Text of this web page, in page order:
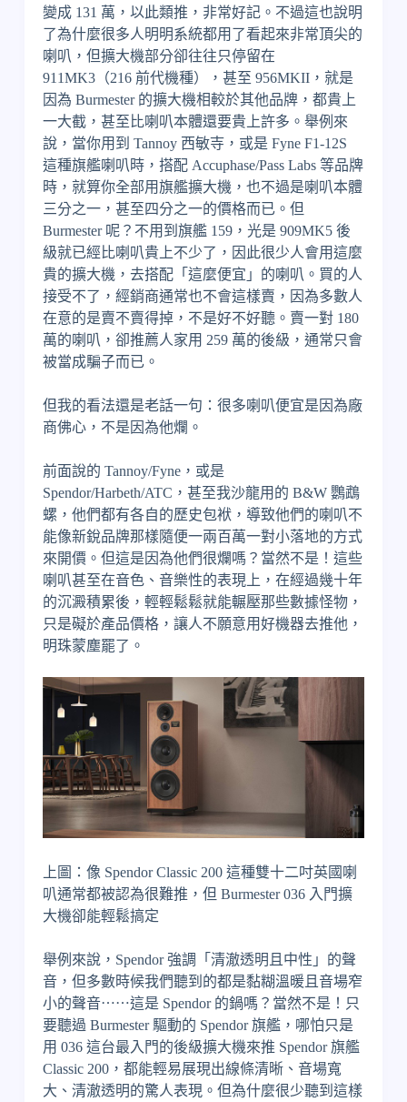
變成 131 萬，以此類推，非常好記。不過這也說明
了為什麼很多人明明系統都用了看起來非常頂尖的
喇叭，但擴大機部分卻往往只停留在
911MK3（216 前代機種），甚至 956MKII，就是
因為 Burmester 的擴大機相較於其他品牌，都貴上
一大截，甚至比喇叭本體還要貴上許多。舉例來
說，當你用到 Tannoy 西敏寺，或是 Fyne F1-12S
這種旗艦喇叭時，搭配 Accuphase/Pass Labs 等品牌
時，就算你全部用旗艦擴大機，也不過是喇叭本體
三分之一，甚至四分之一的價格而已。但
Burmester 呢？不用到旗艦 159，光是 909MK5 後
級就已經比喇叭貴上不少了，因此很少人會用這麼
貴的擴大機，去搭配「這麼便宜」的喇叭。買的人
接受不了，經銷商通常也不會這樣賣，因為多數人
在意的是賣不賣得掉，不是好不好聽。賣一對 180
萬的喇叭，卻推薦人家用 259 萬的後級，通常只會
被當成騙子而已。
但我的看法還是老話一句：很多喇叭便宜是因為廠
商佛心，不是因為他爛。
前面說的 Tannoy/Fyne，或是
Spendor/Harbeth/ATC，甚至我沙龍用的 B&W 鸚鵡
螺，他們都有各自的歷史包袱，導致他們的喇叭不
能像新銳品牌那樣隨便一兩百萬一對小落地的方式
來開價。但這是因為他們很爛嗎？當然不是！這些
喇叭甚至在音色、音樂性的表現上，在經過幾十年
的沉澱積累後，輕輕鬆鬆就能輾壓那些數據怪物，
只是礙於產品價格，讓人不願意用好機器去推他，
明珠蒙塵罷了。
上圖：像 Spendor Classic 200 這種雙十二吋英國喇
叭通常都被認為很難推，但 Burmester 036 入門擴
大機卻能輕鬆搞定
舉例來說，Spendor 強調「清澈透明且中性」的聲
音，但多數時候我們聽到的都是黏糊溫暖且音場窄
小的聲音⋯⋯這是 Spendor 的鍋嗎？當然不是！只
要聽過 Burmester 驅動的 Spendor 旗艦，哪怕只是
用 036 這台最入門的後級擴大機來推 Spendor 旗艦
Classic 200，都能輕易展現出線條清晰、音場寬
大、清澈透明的驚人表現。但為什麼很少聽到這樣